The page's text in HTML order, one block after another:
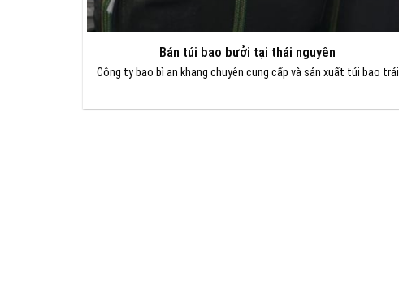
Bán túi bao bưởi tại thái nguyên
Công ty bao bì an khang chuyên cung cấp và sản xuất túi bao trái